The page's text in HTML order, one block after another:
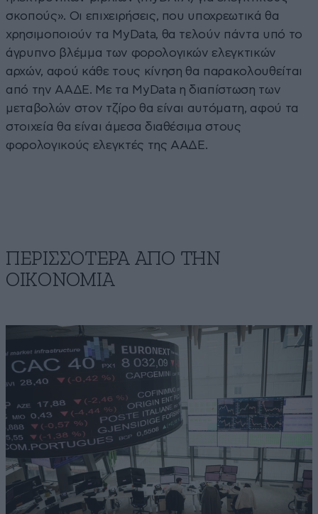
σκοπούς». Οι επιχειρήσεις, που υποχρεωτικά θα
χρησιμοποιούν τα MyData, θα τελούν πάντα υπό το
άγρυπνο βλέμμα των φορολογικών ελεγκτικών
αρχών, αφού κάθε τους κίνηση θα παρακολουθείται
από την ΑΑΔΕ. Με τα MyData η διαπίστωση των
μεταβολών στον τζίρο θα είναι αυτόματη, αφού τα
στοιχεία θα είναι άμεσα διαθέσιμα στους
φορολογικούς ελεγκτές της ΑΑΔΕ.
ΠΕΡΙΣΣΟΤΕΡΑ ΑΠΟ ΤΗΝ
ΟΙΚΟΝΟΜΙΑ